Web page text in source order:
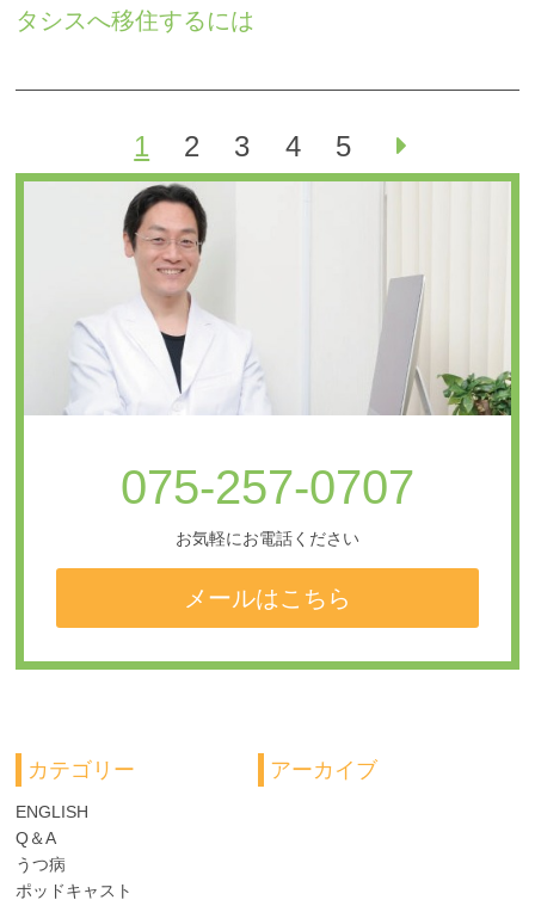
タシスへ移住するには
1 2 3 4 5
075-257-0707
お気軽にお電話ください
メールはこちら
カテゴリー
ENGLISH
Q＆A
うつ病
ポッドキャスト
アーカイブ